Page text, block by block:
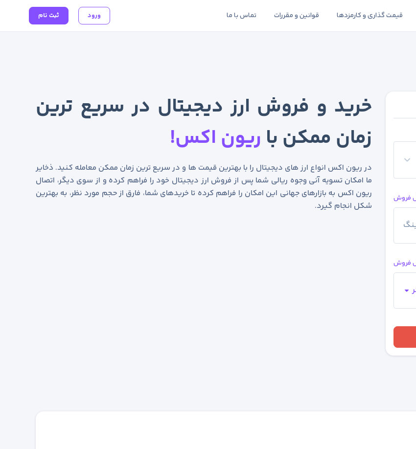
قیمت گذاری و کارمزدها قوانین و مقررات تماس با ما ورود ثبت نام
خرید و فروش ارز دیجیتال در سریع ترین
زمان ممکن با ریون اکس!
در ریون اکس انواع ارز های دیجیتال را با بهترین قیمت ها و در سریع ترین زمان ممکن معامله کنید. ذخایر
ما امکان تسویه آنی وجوه ریالی شما پس از فروش ارز دیجیتال خود را فراهم کرده و از سوی دیگر، اتصال
ریون اکس به بازارهای جهانی این امکان را فراهم کرده تا خریدهای شما، فارق از حجم مورد نظر، به بهترین
شکل انجام گیرد.
فروش
فروش